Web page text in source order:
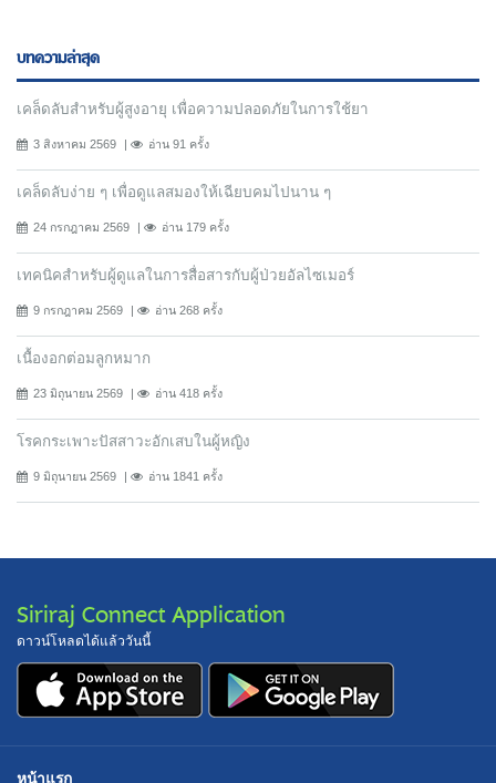
บทความล่าสุด
เคล็ดลับสำหรับผู้สูงอายุ เพื่อความปลอดภัยในการใช้ยา
3 สิงหาคม 2569 อ่าน 91 ครั้ง
เคล็ดลับง่าย ๆ เพื่อดูแลสมองให้เฉียบคมไปนาน ๆ
24 กรกฎาคม 2569 อ่าน 179 ครั้ง
เทคนิคสำหรับผู้ดูแลในการสื่อสารกับผู้ป่วยอัลไซเมอร์
9 กรกฎาคม 2569 อ่าน 268 ครั้ง
เนื้องอกต่อมลูกหมาก
23 มิถุนายน 2569 อ่าน 418 ครั้ง
โรคกระเพาะปัสสาวะอักเสบในผู้หญิง
9 มิถุนายน 2569 อ่าน 1841 ครั้ง
Siriraj Connect Application
ดาวน์โหลดได้แล้ววันนี้
หน้าแรก